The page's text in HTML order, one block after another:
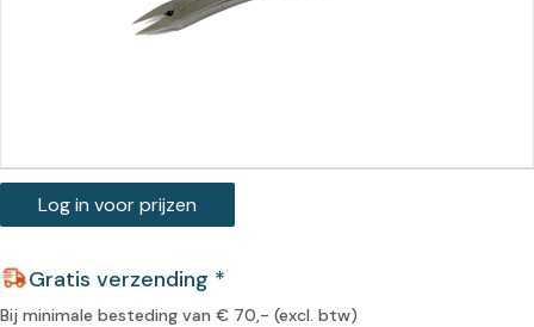
Log in voor prijzen
Gratis verzending *
Bij minimale besteding van € 70,- (excl. btw)